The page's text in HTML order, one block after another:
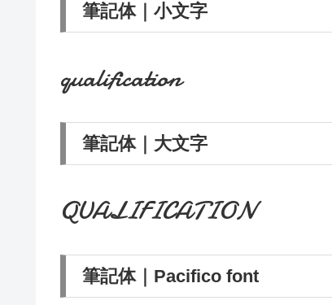
筆記体｜小文字
qualification
筆記体｜大文字
QUALIFICATION
筆記体｜Pacifico font